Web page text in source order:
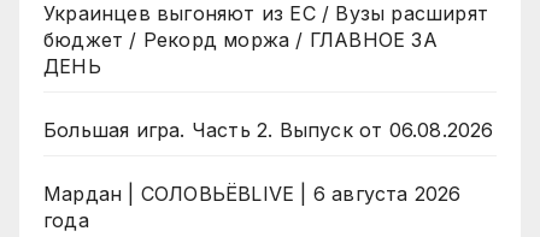
Украинцев выгоняют из ЕС / Вузы расширят
бюджет / Рекорд моржа / ГЛАВНОЕ ЗА
ДЕНЬ
Большая игра. Часть 2. Выпуск от 06.08.2026
Мардан | СОЛОВЬЁВLIVE | 6 августа 2026
года